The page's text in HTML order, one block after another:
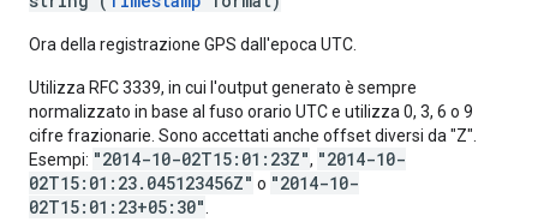
Ora della registrazione GPS dall'epoca UTC.
Utilizza RFC 3339, in cui l'output generato è sempre
normalizzato in base al fuso orario UTC e utilizza 0, 3, 6 o 9
cifre frazionarie. Sono accettati anche offset diversi da "Z".
Esempi: "2014-10-02T15:01:23Z", "2014-10-
02T15:01:23.045123456Z" o "2014-10-
02T15:01:23+05:30"